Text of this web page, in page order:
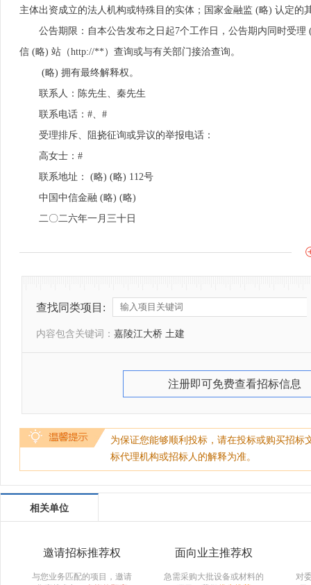
主体出资成立的法人机构或特殊目的实体；国家金融监 (略) 认定的
公告期限：自本公告发布之日起7个工作日，公告期内同时受理
信 (略) 站（http://**）查询或与有关部门接洽查询。
(略) 拥有最终解释权。
联系人：陈先生、秦先生
联系电话：#、#
受理排斥、阻挠征询或异议的举报电话：
高女士：#
联系地址： (略) (略) 112号
中国中信金融 (略) (略)
二〇二六年一月三十日
查找同类项目:
内容包含关键词： 嘉陵江大桥 土建
注册即可免费查看招标信息
为保证您能够顺利投标，请在投标或购买招
标代理机构或招标人的解释为准。
相关单位
邀请招标推荐权
与您业务匹配的项目，邀请
面向业主推荐权
急需采购大批设备或材料的
对